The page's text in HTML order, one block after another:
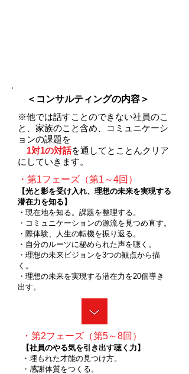
＜コンサルティングの内容＞
※他では話すことのできない社員のこ
と、家族のこと含め、コミュニケーシ
ョンの課題を
1対1の対話を通してとことんクリア
にしていきます。
・第1フェーズ（第1～4回）
【光と影を受け入れ、理想の未来を実現する
潜在力を知る】
・現在地を知る。課題を整理する。
・コミュニケーションの源流を見つめ直す。
・際体験、人生の転機を振り返る。
・自分のルーツに秘められた声を聴く。
・理想の未来ビジョンを3つの観点から描
く。
・理想の未来を実現する潜在力を20個導き
出す。
・第2フェーズ（第5～8回）
【社員のやる気を引き出す聴く力】
・埋もれた才能の見つけ方。
・感謝体質をつくる。